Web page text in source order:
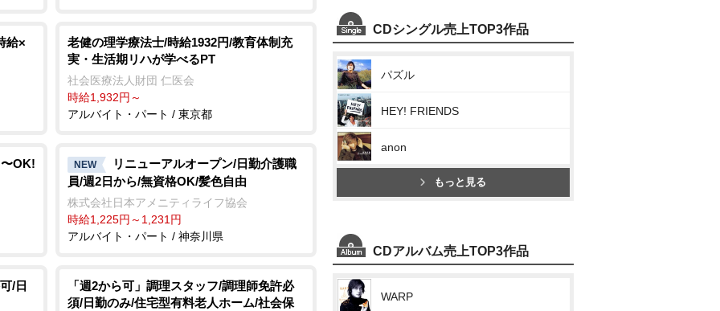
給×
老健の理学療法士/時給1932円/教育体制充
実・生活期リハが学べるPT
社会医療法人財団 仁医会
時給1,932円～
アルバイト・パート / 東京都
OK! NEW
リニューアルオープン/日勤介護職
員/週2日から/無資格OK/髪色自由
株式会社日本アメニティライフ協会
時給1,225円～1,231円
アルバイト・パート / 神奈川県
/日
「週2から可」調理スタッフ/調理師免許必
須/日勤のみ/住宅型有料老人ホーム/社会保
CDシングル売上TOP3作品
パズル
HEY! FRIENDS
anon
もっと見る
CDアルバム売上TOP3作品
WARP